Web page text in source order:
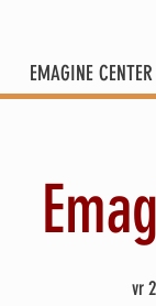
EMAGINE CENTER
vr